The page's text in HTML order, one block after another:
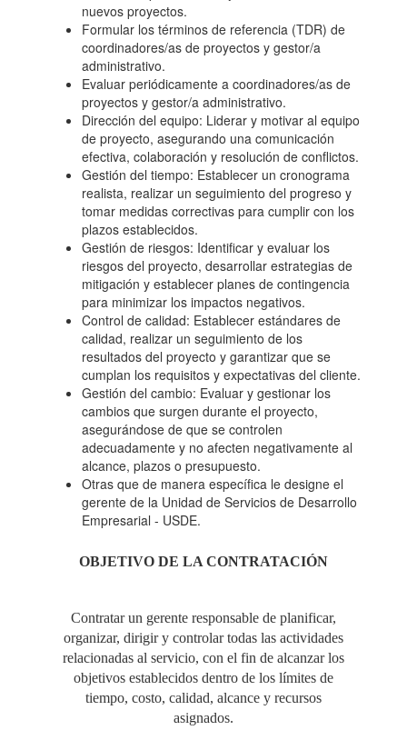
nuevos proyectos.
Formular los términos de referencia (TDR) de
coordinadores/as de proyectos y gestor/a
administrativo.
Evaluar periódicamente a coordinadores/as de
proyectos y gestor/a administrativo.
Dirección del equipo: Liderar y motivar al equipo
de proyecto, asegurando una comunicación
efectiva, colaboración y resolución de conflictos.
Gestión del tiempo: Establecer un cronograma
realista, realizar un seguimiento del progreso y
tomar medidas correctivas para cumplir con los
plazos establecidos.
Gestión de riesgos: Identificar y evaluar los
riesgos del proyecto, desarrollar estrategias de
mitigación y establecer planes de contingencia
para minimizar los impactos negativos.
Control de calidad: Establecer estándares de
calidad, realizar un seguimiento de los
resultados del proyecto y garantizar que se
cumplan los requisitos y expectativas del cliente.
Gestión del cambio: Evaluar y gestionar los
cambios que surgen durante el proyecto,
asegurándose de que se controlen
adecuadamente y no afecten negativamente al
alcance, plazos o presupuesto.
Otras que de manera específica le designe el
gerente de la Unidad de Servicios de Desarrollo
Empresarial - USDE.
OBJETIVO DE LA CONTRATACIÓN
Contratar un gerente responsable de planificar,
organizar, dirigir y controlar todas las actividades
relacionadas al servicio, con el fin de alcanzar los
objetivos establecidos dentro de los límites de
tiempo, costo, calidad, alcance y recursos
asignados.